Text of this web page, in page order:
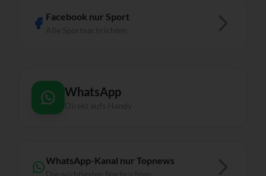
Facebook nur Sport
WhatsApp
WhatsApp-Kanal nur Topnews